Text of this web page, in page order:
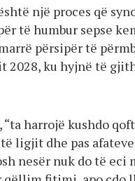
një proces që
të humbur sepse
përsipër të
2028, ku hyjnë të
“ta harrojë kushdo
ligjit dhe pas
nesër nuk do të eci